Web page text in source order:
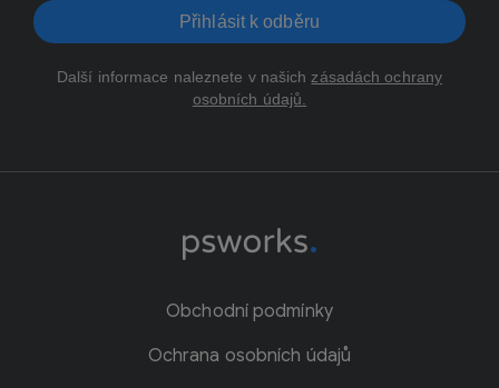
Přihlásit k odběru
Další informace naleznete v našich zásadách ochrany
osobních údajů.
Obchodní podmínky
Ochrana osobních údajů